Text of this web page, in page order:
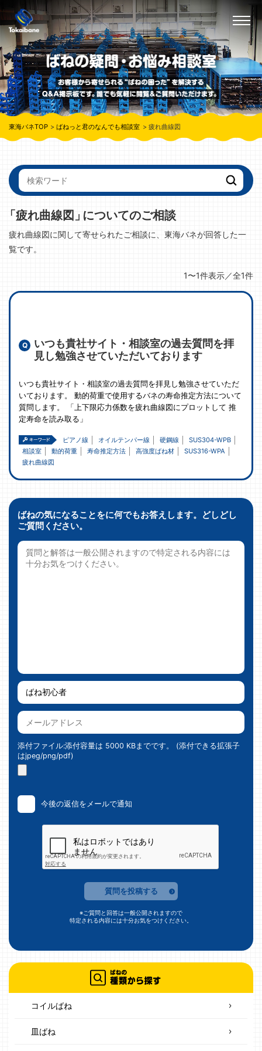
東海バネTOP ばねっと君のなんでも相談室 疲れ曲線図
「疲れ曲線図」についてのご相談
疲れ曲線図に関して寄せられたご相談に、東海バネが回答した一
覧です。
1〜1件表示／全1件
いつも貴社サイト・相談室の過去質問を拝
見し勉強させていただいております
いつも貴社サイト・相談室の過去質問を拝見し勉強させていただ
いております。 動的荷重で使用するバネの寿命推定方法について
質問します。 「上下限応力係数を疲れ曲線図にプロットして 推
定寿命を読み取る」
ピアノ線 オイルテンパー線 硬鋼線
SUS304-WPB
相談室
動的荷重 寿命推定方法 高強度ばね材
SUS316-WPA
疲れ曲線図
ばねの気になることをに何でもお答えします。どしどし
ご質問ください。
添付ファイル:添付容量は 5000 KBまでです。 (添付できる拡張子
はjpeg/png/pdf)
今後の返信をメールで通知
質問を投稿する
※ご質問と回答は一般公開されますので
特定される内容には十分お気をつけください。
コイルばね
皿ばね